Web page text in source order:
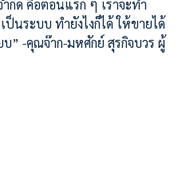
กัด คือตอนแรก ๆ เราจะทำ
นระบบ ทำยังไงก็ได้ ให้ขายได้
” -คุณจ๊าก-มหศักย์ สุรกิจบวร ผู้